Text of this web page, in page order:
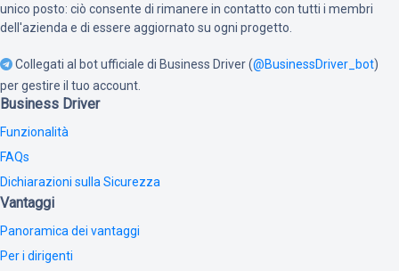
unico posto: ciò consente di rimanere in contatto con tutti i membri
dell'azienda e di essere aggiornato su ogni progetto.
Collegati al bot ufficiale di Business Driver (@BusinessDriver_bot)
per gestire il tuo account.
Business Driver
Funzionalità
FAQs
Dichiarazioni sulla Sicurezza
Vantaggi
Panoramica dei vantaggi
Per i dirigenti